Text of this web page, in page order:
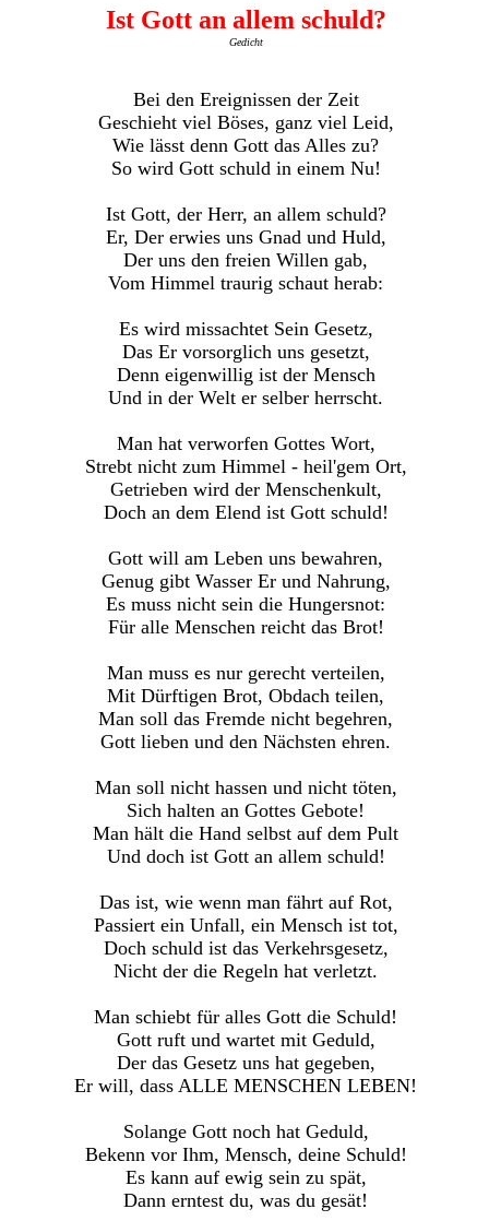
Ist Gott an allem schuld?
Gedicht
Bei den Ereignissen der Zeit
Geschieht viel Böses, ganz viel Leid,
Wie lässt denn Gott das Alles zu?
So wird Gott schuld in einem Nu!
Ist Gott, der Herr, an allem schuld?
Er, Der erwies uns Gnad und Huld,
Der uns den freien Willen gab,
Vom Himmel traurig schaut herab:
Es wird missachtet Sein Gesetz,
Das Er vorsorglich uns gesetzt,
Denn eigenwillig ist der Mensch
Und in der Welt er selber herrscht.
Man hat verworfen Gottes Wort,
Strebt nicht zum Himmel - heil'gem Ort,
Getrieben wird der Menschenkult,
Doch an dem Elend ist Gott schuld!
Gott will am Leben uns bewahren,
Genug gibt Wasser Er und Nahrung,
Es muss nicht sein die Hungersnot:
Für alle Menschen reicht das Brot!
Man muss es nur gerecht verteilen,
Mit Dürftigen Brot, Obdach teilen,
Man soll das Fremde nicht begehren,
Gott lieben und den Nächsten ehren.
Man soll nicht hassen und nicht töten,
Sich halten an Gottes Gebote!
Man hält die Hand selbst auf dem Pult
Und doch ist Gott an allem schuld!
Das ist, wie wenn man fährt auf Rot,
Passiert ein Unfall, ein Mensch ist tot,
Doch schuld ist das Verkehrsgesetz,
Nicht der die Regeln hat verletzt.
Man schiebt für alles Gott die Schuld!
Gott ruft und wartet mit Geduld,
Der das Gesetz uns hat gegeben,
Er will, dass ALLE MENSCHEN LEBEN!
Solange Gott noch hat Geduld,
Bekenn vor Ihm, Mensch, deine Schuld!
Es kann auf ewig sein zu spät,
Dann erntest du, was du gesät!